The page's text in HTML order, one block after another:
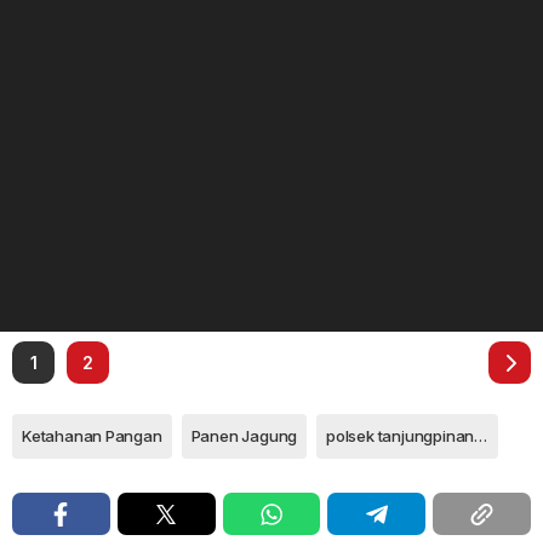
1 2
Ketahanan Pangan Panen Jagung polsek tanjungpinang timur